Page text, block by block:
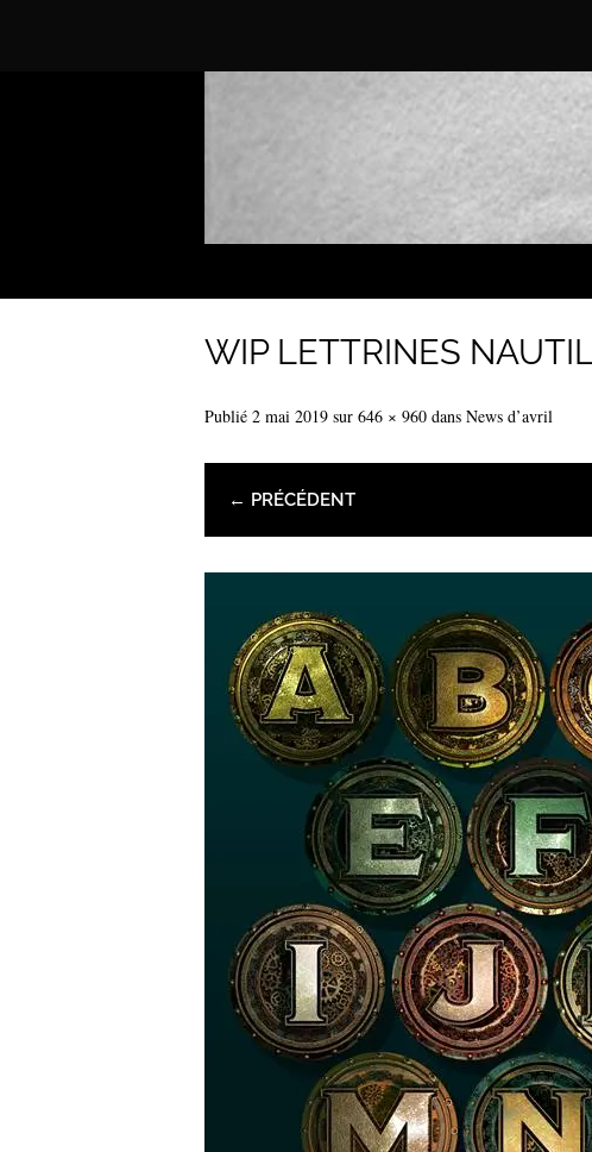
WIP LETTRINES
Publié 2 mai 2019 sur 646 × 960 dans News d’avril
← PRÉCÉDENT